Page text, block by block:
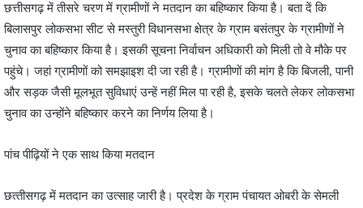
छत्तीसगढ़ में तीसरे चरण में ग्रामीणों ने मतदान का बहिष्‍कार किया है। बता दें कि
बिलासपुर लोकसभा सीट से मस्तुरी विधानसभा क्षेत्र के ग्राम बसंतपुर के ग्रामीणों ने
चुनाव का बहिष्कार किया है। इसकी सूचना निर्वाचन अधिकारी को मिली तो वे मौके पर
पहुंचे। जहां ग्रामीणों को समझाइश दी जा रही है। ग्रामीणों की मांग है कि बिजली, पानी
और सड़क जैसी मूलभूत सुविधाएं उन्‍हें नहीं मिल पा रही है, इसके चलते लेकर लोकसभा
चुनाव का उन्‍होंने बहिष्कार करने का निर्णय लिया है।
पांच पीढ़ियों ने एक साथ किया मतदान
छत्‍तीसगढ़ में मतदान का उत्‍साह जारी है। प्रदेश के ग्राम पंचायत ओबरी के सेमली